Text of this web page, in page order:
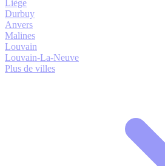
Liège
Durbuy
Anvers
Malines
Louvain
Louvain-La-Neuve
Plus de villes